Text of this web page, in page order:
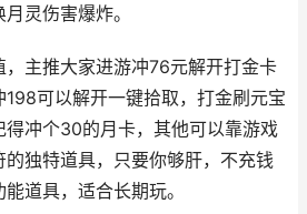
灵伤害爆炸。
主推大家进游冲76元解开打金卡
可以解开一键拾取，打金刷元宝
得冲个30的月卡，其他可以靠游戏
独特道具，只要你够肝，不充钱
道具，适合长期玩。